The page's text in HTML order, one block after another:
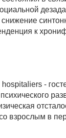
к
-
взрослым в